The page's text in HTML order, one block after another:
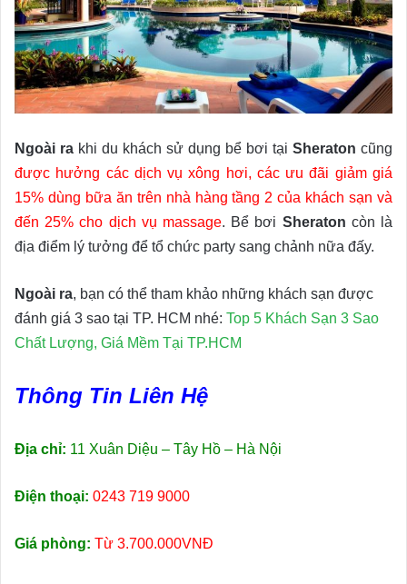
Ngoài ra khi du khách sử dụng bể bơi tại Sheraton cũng
được hưởng các dịch vụ xông hơi, các ưu đãi giảm giá
15% dùng bữa ăn trên nhà hàng tầng 2 của khách sạn và
đến 25% cho dịch vụ massage. Bể bơi Sheraton còn là
địa điểm lý tưởng để tổ chức party sang chảnh nữa đấy.
Ngoài ra, bạn có thể tham khảo những khách sạn được
đánh giá 3 sao tại TP. HCM nhé: Top 5 Khách Sạn 3 Sao
Chất Lượng, Giá Mềm Tại TP.HCM
Thông Tin Liên Hệ
Địa chỉ: 11 Xuân Diệu – Tây Hồ – Hà Nội
Điện thoại: 0243 719 9000
Giá phòng: Từ 3.700.000VNĐ